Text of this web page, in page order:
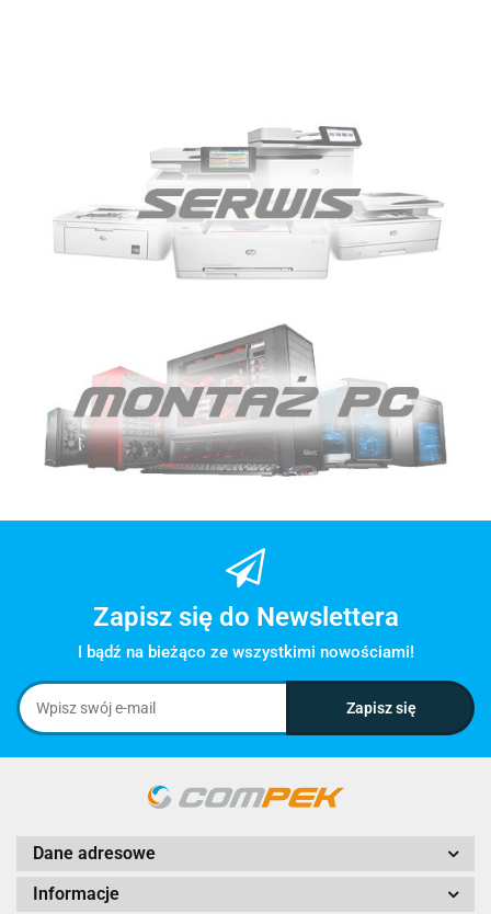
Zapisz się do Newslettera
I bądź na bieżąco ze wszystkimi nowościami!
Dane adresowe
Informacje